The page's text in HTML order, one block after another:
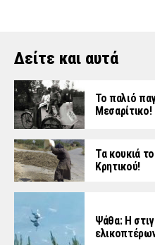
Δείτε και αυτά
Το παλιό
Μεσαρίτικο!
Τα κουκιά
Κρητικού!
Ψάθα: Η